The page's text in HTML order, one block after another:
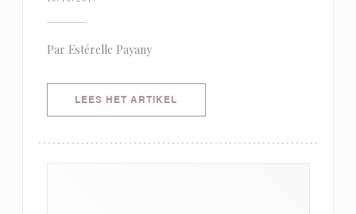
Par Estérelle Payany
LEES HET ARTIKEL